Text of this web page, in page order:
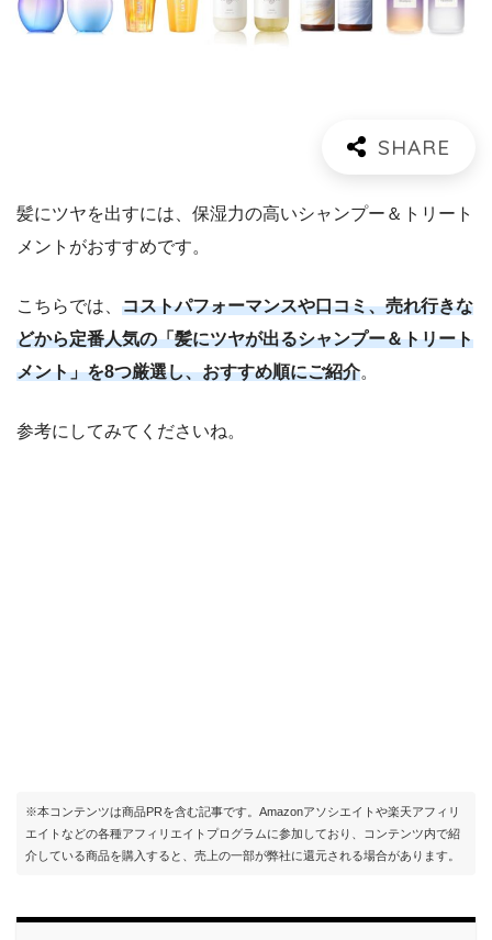
髪にツヤを出すには、保湿力の高いシャンプー＆トリート
メントがおすすめです。
こちらでは、 コストパフォーマンスや口コミ、売れ行きな
どから定番人気の「髪にツヤが出るシャンプー＆トリート
メント」を8つ厳選し、おすすめ順にご紹介。
参考にしてみてくださいね。
※本コンテンツは商品PRを含む記事です。Amazonアソシエイトや楽天アフィリ
エイトなどの各種アフィリエイトプログラムに参加しており、コンテンツ内で紹
介している商品を購入すると、売上の一部が弊社に還元される場合があります。